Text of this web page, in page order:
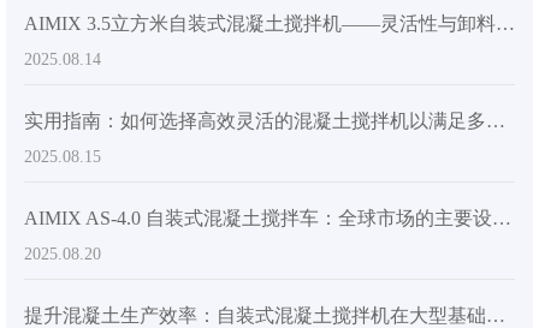
AIMIX 3.5立方米自装式混凝土搅拌机——灵活性与卸料效率的完美平衡
2025.08.14
实用指南：如何选择高效灵活的混凝土搅拌机以满足多场地施工需求
2025.08.15
AIMIX AS-4.0 自装式混凝土搅拌车：全球市场的主要设计特点和竞争优势
2025.08.20
提升混凝土生产效率：自装式混凝土搅拌机在大型基础设施项目中的优势